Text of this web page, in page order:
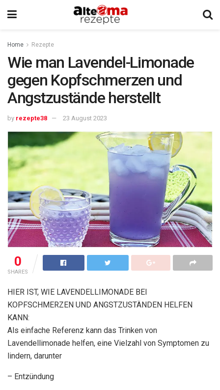
Home Rezepte
Wie man Lavendel-Limonade
gegen Kopfschmerzen und
Angstzustände herstellt
by rezepte38 23 August 2023
0
SHARES
HIER IST, WIE LAVENDELLIMONADE BEI
KOPFSCHMERZEN UND ANGSTZUSTÄNDEN HELFEN
KANN:
Als einfache Referenz kann das Trinken von
Lavendellimonade helfen, eine Vielzahl von Symptomen zu
lindern, darunter
– Entzündung